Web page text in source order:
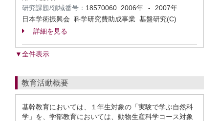
研究課題/領域番号： 18570060 2006年 -
2007年
日本学術振興会 科学研究費助成事業 基盤研究(C)
詳細を見る
▼全件表示
教育活動概要
基幹教育においては、１年生対象の「実験で学ぶ自然科
学」を、学部教育においては、動物生産科学コース対象